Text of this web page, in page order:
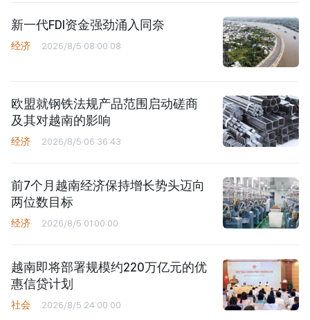
新一代FDI资金强劲涌入同奈
经济 2026/8/5 08:00:08
欧盟就钢铁法规产品范围启动磋商
及其对越南的影响
经济 2026/8/5 06:36:43
前7个月越南经济保持增长势头迈向
两位数目标
经济 2026/8/5 01:00:00
越南即将部署规模约220万亿元的优
惠信贷计划
社会 2026/8/5 24:00:00